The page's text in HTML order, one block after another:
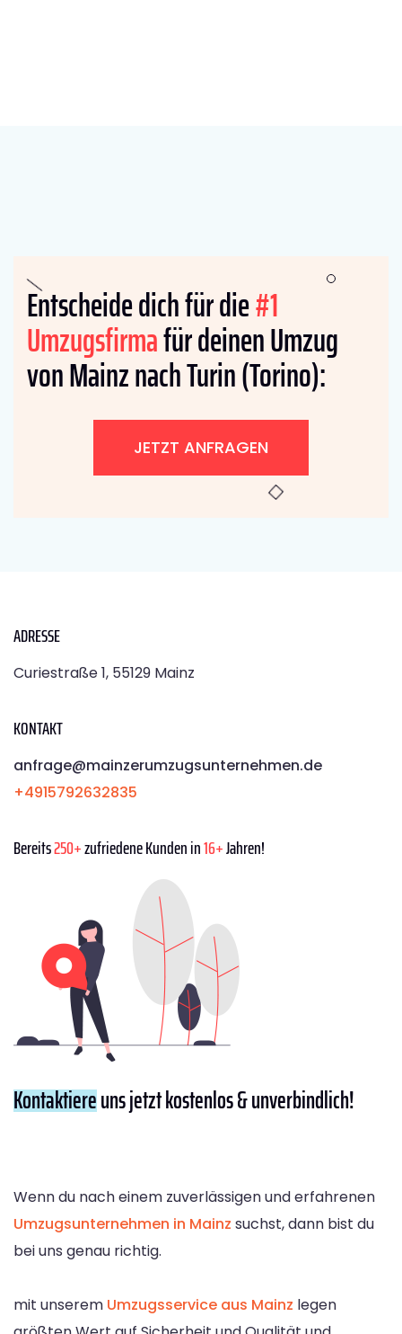
Entscheide dich für die#1
Umzugsfirmafür deinen Umzug
von Mainz nach Turin (Torino):
JETZT ANFRAGEN
ADRESSE
Curiestraße 1, 55129 Mainz
KONTAKT
anfrage@mainzerumzugsunternehmen.de
+4915792632835
Bereits250+zufriedene Kunden in16+Jahren!
Kontaktiereuns jetzt kostenlos & unverbindlich!
Wenn du nach einem zuverlässigen und erfahrenen
Umzugsunternehmen in Mainz suchst, dann bist du
bei uns genau richtig.
mit unserem Umzugsservice aus Mainz legen